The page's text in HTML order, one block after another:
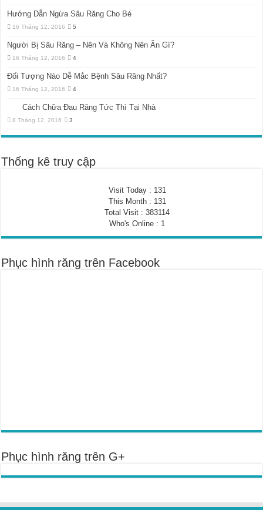
Hướng Dẫn Ngừa Sâu Răng Cho Bé
16 Tháng 12, 2016 5
Người Bị Sâu Răng – Nên Và Không Nên Ăn Gì?
16 Tháng 12, 2016 4
Đối Tượng Nào Dễ Mắc Bệnh Sâu Răng Nhất?
16 Tháng 12, 2016 4
Cách Chữa Đau Răng Tức Thì Tại Nhà
8 Tháng 12, 2016 3
Thống kê truy cập
Visit Today : 131
This Month : 131
Total Visit : 383114
Who's Online : 1
Phục hình răng trên Facebook
Phục hình răng trên G+